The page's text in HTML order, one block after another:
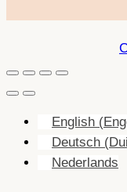
English (
Deutsch (
Nederlands